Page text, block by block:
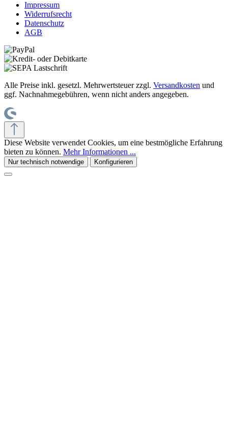
Impressum
Widerrufsrecht
Datenschutz
AGB
Alle Preise inkl. gesetzl. Mehrwertsteuer zzgl. Versandkosten und
ggf. Nachnahmegebühren, wenn nicht anders angegeben.
Diese Website verwendet Cookies, um eine bestmögliche Erfahrung
bieten zu können. Mehr Informationen ...
Nur technisch notwendige Konfigurieren